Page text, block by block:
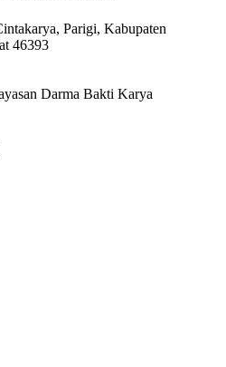
Parigi, Kabupaten
46393
Darma Bakti Karya